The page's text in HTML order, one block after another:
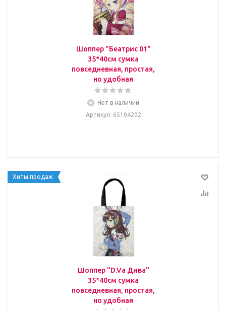
Шоппер "Беатрис 01"
35*40см сумка
повседневная, простая,
но удобная
Нет в наличии
Артикул: 65104202
Хиты продаж
Шоппер "D.Va Дива"
35*40см сумка
повседневная, простая,
но удобная